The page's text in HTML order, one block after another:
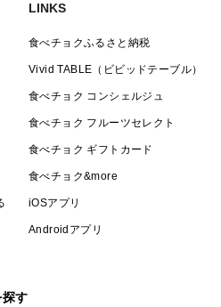
LINKS
食べチョクふるさと納税
Vivid TABLE（ビビッドテーブル）
食べチョク コンシェルジュ
食べチョク フルーツセレクト
食べチョク ギフトカード
食べチョク&more
iOSアプリ
Androidアプリ
す